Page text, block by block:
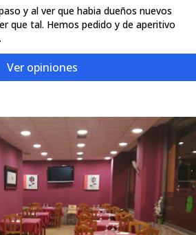
y al ver que habia dueños nuevos
que tal. Hemos pedido y de aperitivo
Ver opiniones